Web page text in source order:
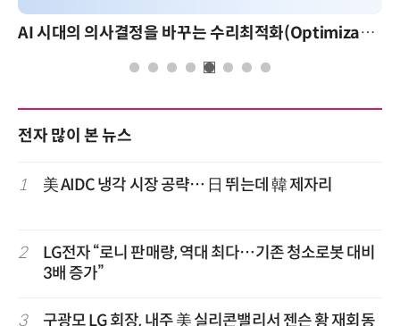
AI 시대의 의사결정을 바꾸는 수리최적화(Optimization): 실제 산업 적용 사례와 활용 전략
전자 많이 본 뉴스
1 美 AIDC 냉각 시장 공략… 日 뛰는데 韓 제자리
2
LG전자 “로니 판매량, 역대 최다…기존 청소로봇 대비
3배 증가”
3 구광모 LG 회장, 내주 美 실리콘밸리서 젠슨 황 재회동